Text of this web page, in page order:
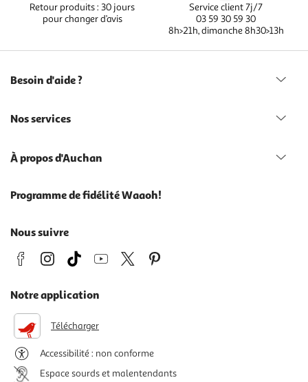
Retour produits : 30 jours
pour changer d’avis
Service client 7j/7
03 59 30 59 30
8h>21h, dimanche 8h30>13h
Besoin d'aide ?
Nos services
À propos d'Auchan
Programme de fidélité Waaoh!
Nous suivre
Notre application
Télécharger
Accessibilité : non conforme
Espace sourds et malentendants